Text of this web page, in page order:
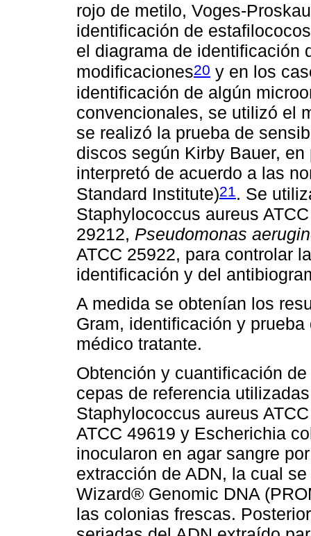
rojo de metilo, Voges-
identificación de
el diagrama de identificación
modificaciones20 y en los
identificación de algún
convencionales, se utilizó el
se realizó la prueba de
discos según Kirby Bauer,
interpretó de acuerdo a las
Standard Institute)21. Se
Staphylococcus aureus
29212, Pseudomonas
ATCC 25922, para controlar
identificación y del
A medida se obtenían los
Gram, identificación y
médico tratante.
Obtención y cuantificación
cepas de referencia
Staphylococcus aureus
ATCC 49619 y Escherichia
inocularon en agar sangre
extracción de ADN, la cual
Wizard® Genomic DNA
las colonias frescas.